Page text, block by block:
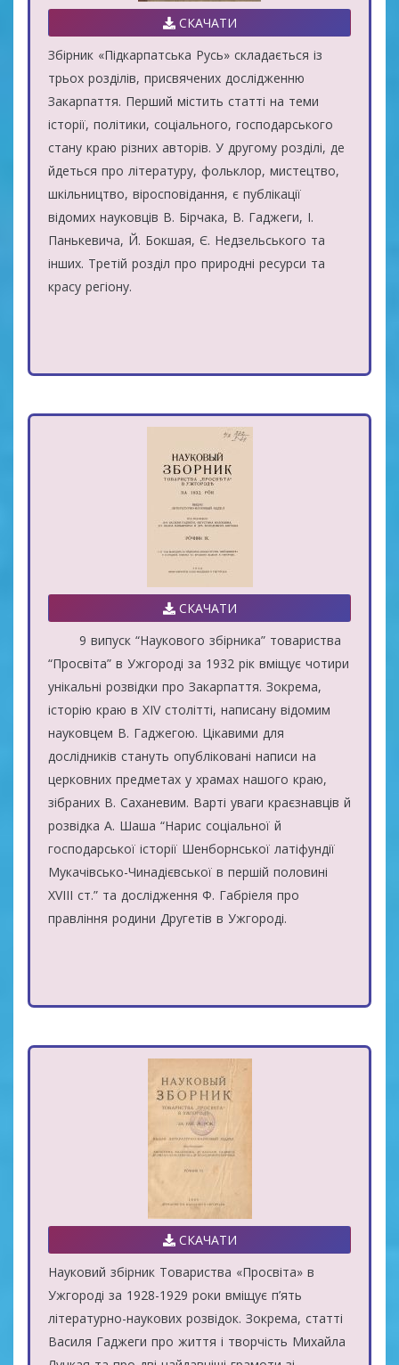
СКАЧАТИ
Збірник «Підкарпатська Русь» складається із
трьох розділів, присвячених дослідженню
Закарпаття. Перший містить статті на теми
історії, політики, соціального, господарського
стану краю різних авторів. У другому розділі, де
йдеться про літературу, фольклор, мистецтво,
шкільництво, віросповідання, є публікації
відомих науковців В. Бірчака, В. Гаджеги, І.
Панькевича, Й. Бокшая, Є. Недзельського та
інших. Третій розділ про природні ресурси та
красу регіону.
СКАЧАТИ
9 випуск “Наукового збірника” товариства
“Просвіта” в Ужгороді за 1932 рік вміщує чотири
унікальні розвідки про Закарпаття. Зокрема,
історію краю в ХІV столітті, написану відомим
науковцем В. Гаджегою. Цікавими для
дослідників стануть опубліковані написи на
церковних предметах у храмах нашого краю,
зібраних В. Саханевим. Варті уваги краєзнавців й
розвідка А. Шаша “Нарис соціальної й
господарської історії Шенборнської латіфундії
Мукачівсько-Чинадієвської в першій половині
ХVІІІ ст.” та дослідження Ф. Габріеля про
правління родини Другетів в Ужгороді.
СКАЧАТИ
Науковий збірник Товариства «Просвіта» в
Ужгороді за 1928-1929 роки вміщує п’ять
літературно-наукових розвідок. Зокрема, статті
Василя Гаджеги про життя і творчість Михайла